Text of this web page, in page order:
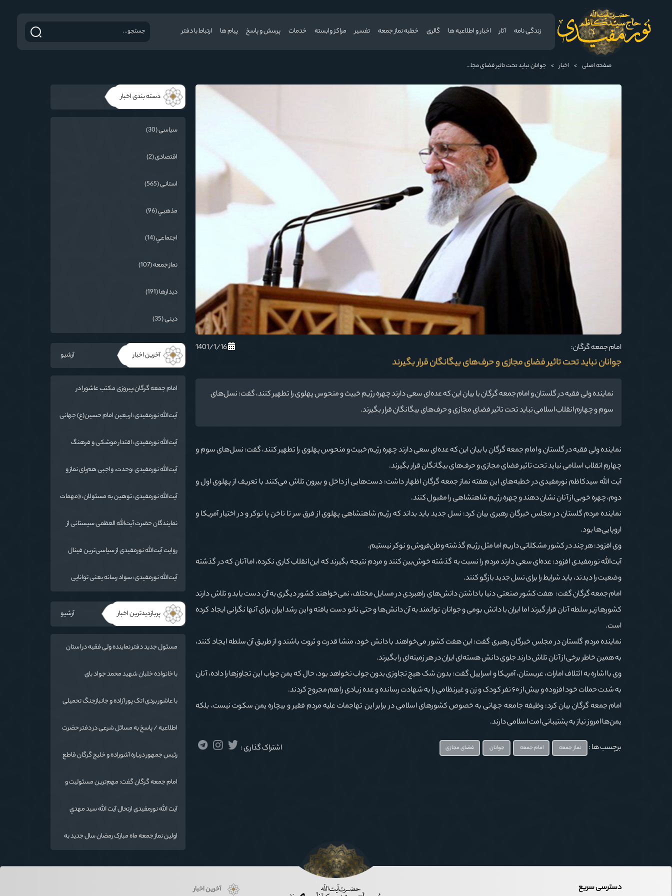
زندگی نامه آثار اخبار و اطلاعیه ها گالری خطبه نماز جمعه تفسیر مراکز وابسته خدمات پرسش و پاسخ پیام ها ارتباط با دفتر
صفحه اصلی > اخبار > جوانان نباید تحت تاثیر فضای مجازی و حرف‌های بیگانگان قرار بگیرند
امام جمعه گرگان: 1401/1/16
جوانان نباید تحت تاثیر فضای مجازی و حرف‌های بیگانگان قرار بگیرند
نماینده ولی فقیه در گلستان و امام جمعه گرگان با بیان این که عده‌ای سعی دارند چهره رژیم خبیث و منحوس پهلوی را تطهیر کنند، گفت: نسل‌های
سوم و چهارم انقلاب اسلامی نباید تحت تاثیر فضای مجازی و حرف‌های بیگانگان قرار بگیرند.
نماینده ولی فقیه در گلستان و امام جمعه گرگان با بیان این که عده‌ای سعی دارند چهره رژیم خبیث و منحوس پهلوی را تطهیر کنند، گفت: نسل‌های سوم و
چهارم انقلاب اسلامی نباید تحت تاثیر فضای مجازی و حرف‌های بیگانگان قرار بگیرند.
آیت الله سیدکاظم نورمفیدی در خطبه‌های این هفته نماز جمعه گرگان اظهار داشت: دست‌هایی از داخل و بیرون تلاش می‌کنند با تعریف از پهلوی اول و
دوم، چهره خوبی از آنان نشان دهند و چهره رژیم شاهنشاهی را مقبول کنند.
نماینده مردم گلستان در مجلس خبرگان رهبری بیان کرد: نسل‌ جدید باید بداند که رژیم شاهنشاهی پهلوی از فرق سر تا ناخن پا نوکر و در اختیار آمریکا و
اروپایی‌ها بود.
وی افزود: هر چند در کشور مشکلاتی داریم اما مثل رژیم گذشته وطن‌فروش و نوکر نیستیم.
آیت‌الله نورمفیدی افزود: عده‌ای سعی دارند مردم را نسبت به گذشته خوش‌بین کنند و مردم نتیجه بگیرند که این انقلاب کاری نکرده، اما آنان که در گذشته
وضعیت را دیدند، باید شرایط را برای نسل‌ جدید بازگو کنند.
امام جمعه گرگان گفت: هفت کشور صنعتی دنیا با داشتن دانش‌های راهبردی در مسایل مختلف، نمی‌خواهند کشور دیگری به آن دست یابد و تلاش دارند
کشورها زیر سلطه آنان قرار گیرند اما ایران با دانش بومی و جوانان توانمند به آن دانش‌ها و حتی نانو دست یافته و این رشد ایران برای آنها نگرانی ایجاد کرده
است.
نماینده مردم‌ گلستان در مجلس خبرگان رهبری گفت: این هفت کشور می‌خواهند با دانش خود، منشا قدرت و ثروت باشند و از طریق آن سلطه ایجاد کنند،
به همین خاطر برخی از آنان تلاش دارند جلوی دانش هسته‌ای ایران در هر زمینه‌ای را بگیرند.
وی با اشاره به ائتلاف امارات، عربستان، آمریکا و اسراییل گفت: بدون شک هیچ تجاوزی بدون جواب نخواهد بود، حال که یمن جواب این تجاوزها را داده، آنان
به شدت حملات خود افزوده و بیش از ۶۰ نفر کودک و زن و غیرنظامی را به شهادت رسانده و عده زیادی را هم مجروح کردند.
امام جمعه گرگان بیان کرد: وظیفه جامعه جهانی به خصوص کشورهای اسلامی در برابر این تهاجمات علیه مردم فقیر و بیچاره یمن سکوت نیست، بلکه
یمن‌ها امروز نیاز به پشتیبانی امت اسلامی دارند.
برچسب ها : نماز جمعه امام جمعه جوانان فضای مجازی اشتراک گذاری :
دسته بندی اخبار
سیاسی (30)
اقتصادی (2)
استانی (565)
مذهبي (96)
اجتماعي (14)
نماز جمعه (107)
دیدارها (191)
دینی (35)
آخرین اخبار آرشیو
امام جمعه گرگان:پیروزی مکتب عاشورا در
نمی‌شود
آیت‌الله نورمفیدی: اربعین امام حسین(ع) جهانی
تهمت به مسئولان حد شرعی دارد
آیت‌الله نورمفیدی: اقتدار موشکی و فرهنگ
تا ضرورت روایتگری جهانی
آیت‌الله نورمفیدی :وحدت، واجبی هم‌پای نماز و
آیت‌الله نورمفیدی: توهین به مسئولان، «مهمات
به جای جنگ است
نمایندگان حضرت آیت‌الله العظمی سیستانی از
کردند
روایت آیت‌الله نورمفیدی از سیاسی‌ترین فینال
می‌نشیند
آیت‌الله نورمفیدی: سواد رسانه یعنی توانایی
پربازدیدترین اخبار آرشیو
مسئول جدید دفتر نماینده ولی فقیه در استان
با خانواده خلبان شهید محمد جواد بای
با عاشور بردی اتک پور آزاده و جانبازجنگ تحمیلی
اطلاعیه / پاسخ به مسائل شرعی در دفتر حضرت
رئیس جمهور درباره آشوراده و خلیج گرگان قاطع
امام جمعه گرگان گفت: مهم‌ترین مسئولیت و
دانش‌آموزان، انسان‌سازی و تربیت نیروهای موثر
و مفید برای آینده ایران اسلامی است.
آیت الله نورمفیدی ارتحال آیت الله سيد مهدي
اولین نماز جمعه ماه مبارک رمضان سال جدید به
دسترسی سریع آخرین اخبار